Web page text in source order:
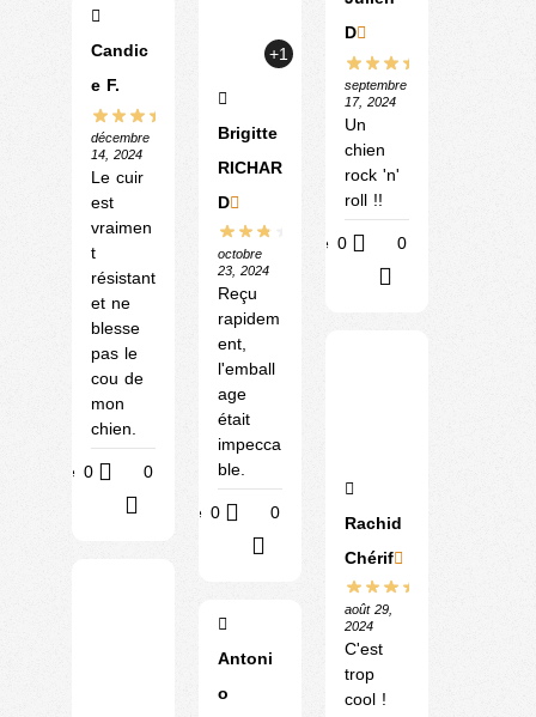
Candic
e F.
décembre
14, 2024
Le cuir
est
vraimen
t
résistant
et ne
blesse
pas le
cou de
mon
chien.
Utile 0 0
+1
Brigitte
RICHAR
D
octobre
23, 2024
Reçu
rapidem
ent,
l'emball
age
était
impecca
ble.
Utile 0 0
Antoni
o
D
septembre
17, 2024
Un
chien
rock 'n'
roll !!
Utile 0 0
Rachid
Chérif
août 29,
2024
C'est
trop
cool !